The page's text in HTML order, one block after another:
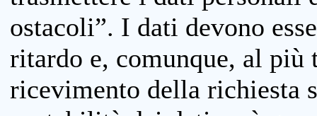
ostacoli”. I dati devono
ritardo e, comunque, al più
ricevimento della richiesta